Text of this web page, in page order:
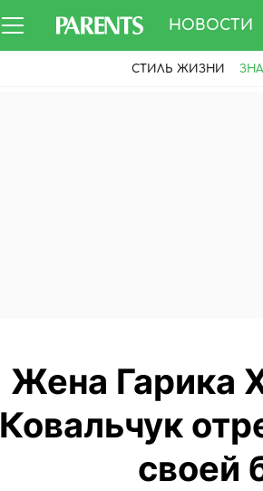
НОВОСТИ
СТИЛЬ ЖИЗНИ
Жена Гарика
Ковальчук
своей